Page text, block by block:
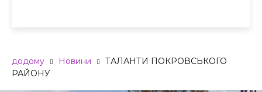
додому Новини
ТАЛАНТИ ПОКРОВСЬКОГО
РАЙОНУ